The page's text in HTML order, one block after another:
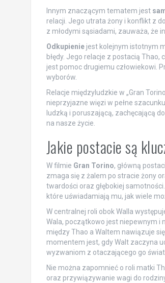
Innym znaczącym tematem jest
relacji. Jego utrata żony i konflikt z
z młodymi sąsiadami, zauważa, że
Odkupieniejest kolejnym istotnym
błędy. Jego relacje z postacią
jest pomoc drugiemu człowiekowi.
wyborów.
Relacje międzyludzkie w „Gran
nieprzyjazne więzi w pełne
ludzką i poruszającą, zachęcającą
na nasze życie.
Jakie postacie są
W filmie Gran Torino, główną
zmaga się z żalem po stracie żony
twardości oraz głębokiej
które uświadamiają mu, jak wiele
W centralnej roli obok Walla
Wala, początkowo jest niepewnym i
między Thao a Waltem nawiązuje
momentem jest, gdy Walt zaczyna
wyzwaniom z otaczającego go
Nie można zapomnieć o roli matki
oraz przywiązywanie wagi do